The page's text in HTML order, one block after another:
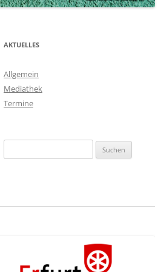
AKTUELLES
Allgemein
Mediathek
Termine
nach: